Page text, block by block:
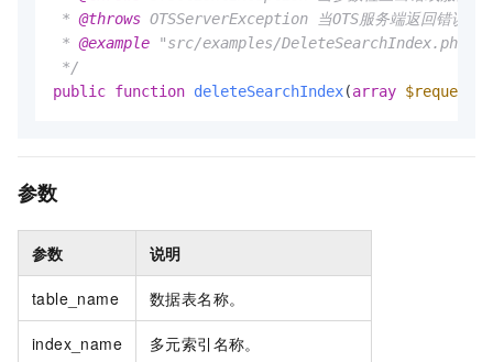
* @throws OTSServerException 当OTS服务端返回错误时
* @example "src/examples/DeleteSearchIndex.php"
*/
public function deleteSearchIndex(array $request
参数
参数 说明
table_name 数据表名称。
index_name 多元索引名称。